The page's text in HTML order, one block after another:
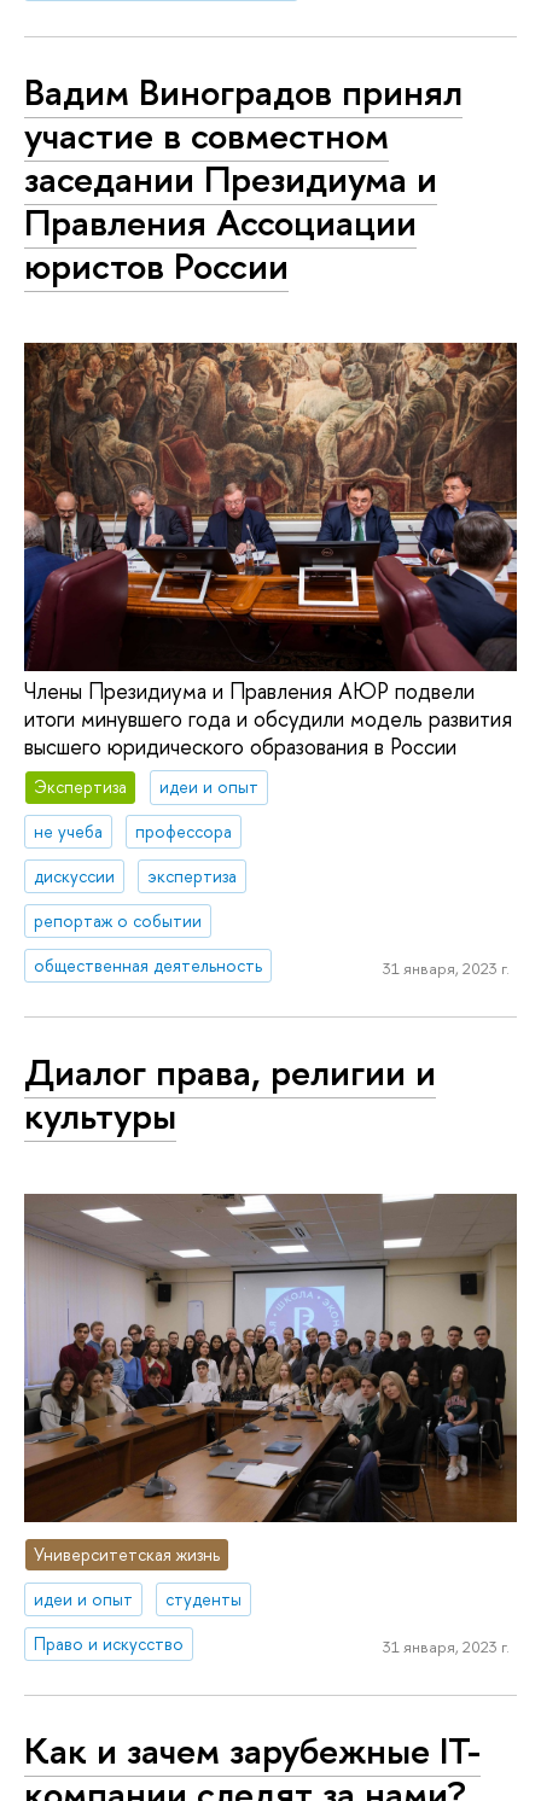
Вадим Виноградов принял
участие в совместном
заседании Президиума и
Правления Ассоциации
юристов России
Члены Президиума и Правления АЮР подвели
итоги минувшего года и обсудили модель развития
высшего юридического образования в России
Экспертиза
идеи и опыт
не учеба
профессора
дискуссии
экспертиза
репортаж о событии
общественная деятельность
31 января, 2023 г.
Диалог права, религии и
культуры
Университетская жизнь
идеи и опыт
студенты
Право и искусство
31 января, 2023 г.
Как и зачем зарубежные IT-